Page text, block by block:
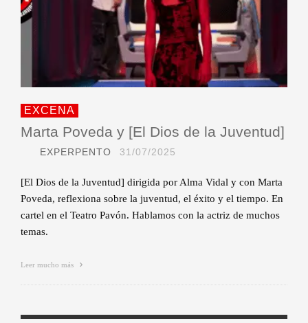
EXCENA
Marta Poveda y [El Dios de la Juventud]
EXPERPENTO 31/07/2025
[El Dios de la Juventud] dirigida por Alma Vidal y con Marta
Poveda, reflexiona sobre la juventud, el éxito y el tiempo. En
cartel en el Teatro Pavón. Hablamos con la actriz de muchos
temas.
Leer mucho más